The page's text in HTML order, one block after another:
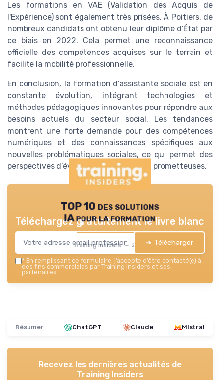
Les formations en VAE (Validation des Acquis de
l'Expérience) sont également très prisées. À Poitiers, de
nombreux candidats ont obtenu leur diplôme d'État par
ce biais en 2022. Cela permet une reconnaissance
officielle des compétences acquises sur le terrain et
facilite la mobilité professionnelle.
En conclusion, la formation d’assistante sociale est en
constante évolution, intégrant technologies et
méthodes pédagogiques innovantes pour répondre aux
besoins actuels du secteur social. Les tendances
montrent une forte demande pour des compétences
numériques et des connaissances spécifiques aux
nouvelles problématiques sociales, ce qui permet des
perspectives d’évolution diversifiées et prometteuses.
TOP 10 des solutions
IA pour la formation
Training Insiders — 2026
Téléchargez gratuitement le livre blanc
➔ Télécharger
* En remplissant ce formulaire, j’accepte d’être contacté(e) à
des fins commerciales par Training Insiders et ses
partenaires.
Résumer ChatGPT Claude Mistral
Recevez les dernières actualités de
Training Insiders